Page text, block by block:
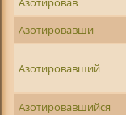
Азотировавши
Азотировавший
Азотировавшийся